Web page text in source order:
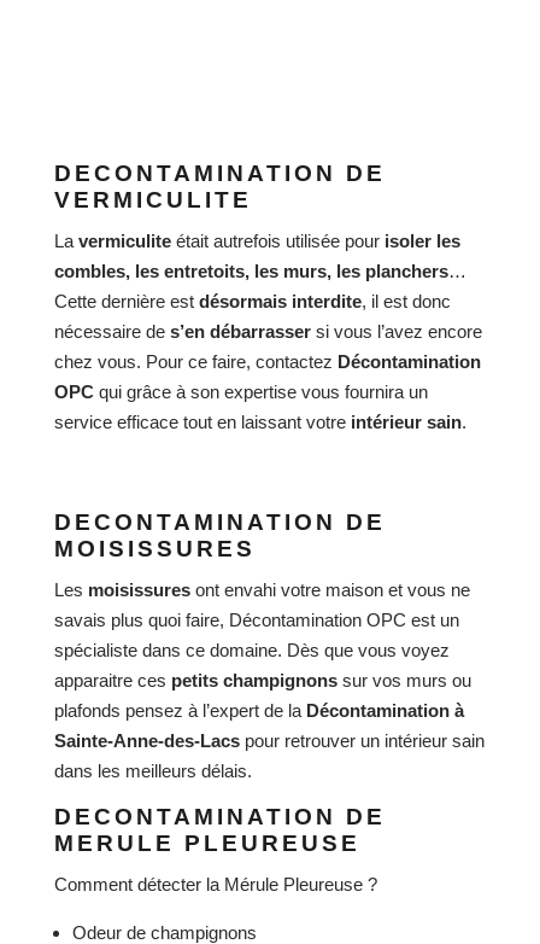
DECONTAMINATION DE
VERMICULITE
La vermiculiteétait autrefois utilisée pour isoler les
combles, les entretoits, les murs, les planchers…
Cette dernière est désormais interdite, il est donc
nécessaire de s’en débarrassersi vous l’avez encore
chez vous. Pour ce faire, contactez Décontamination
OPC qui grâce à son expertise vous fournira un
service efficace tout en laissant votre intérieur sain.
DECONTAMINATION DE
MOISISSURES
Les moisissuresont envahi votre maison et vous ne
savais plus quoi faire, Décontamination OPC est un
spécialiste dans ce domaine. Dès que vous voyez
apparaitre ces petits champignonssur vos murs ou
plafonds pensez à l’expert de la Décontamination à
Sainte-Anne-des-Lacspour retrouver un intérieur sain
dans les meilleurs délais.
DECONTAMINATION DE
MERULE PLEUREUSE
Comment détecter la Mérule Pleureuse ?
Odeur de champignons